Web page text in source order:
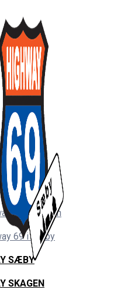
66 i Skagen
69 i Sæby
SÆBY
SKAGEN